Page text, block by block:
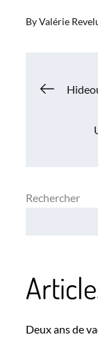
ByValérie
Rechercher
Deux ans de